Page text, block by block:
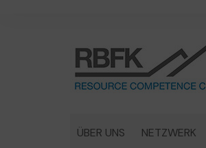
ÜBER UNS NETZWERK